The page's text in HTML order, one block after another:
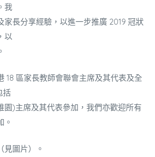
我
家長分享經驗，以進一步推廣 2019 冠狀
以
18 區家長教師會聯會主席及其代表及全
括
園)主席及其代表參加，我們亦歡迎所有
。
見圖片）。